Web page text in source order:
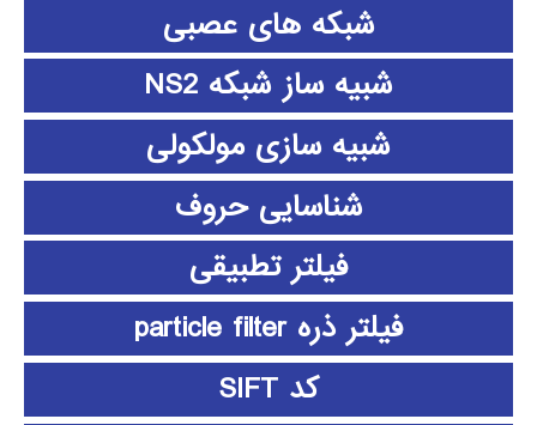
شبکه های عصبی
شبیه ساز شبکه NS2
شبیه سازی مولکولی
شناسایی حروف
فیلتر تطبیقی
فیلتر ذره particle filter
کد SIFT